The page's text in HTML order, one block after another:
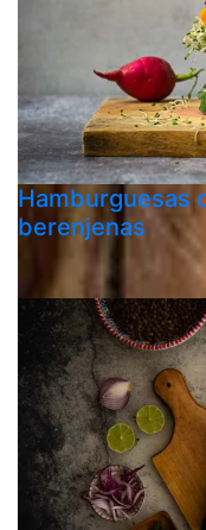
Hamburguesas
berenjenas